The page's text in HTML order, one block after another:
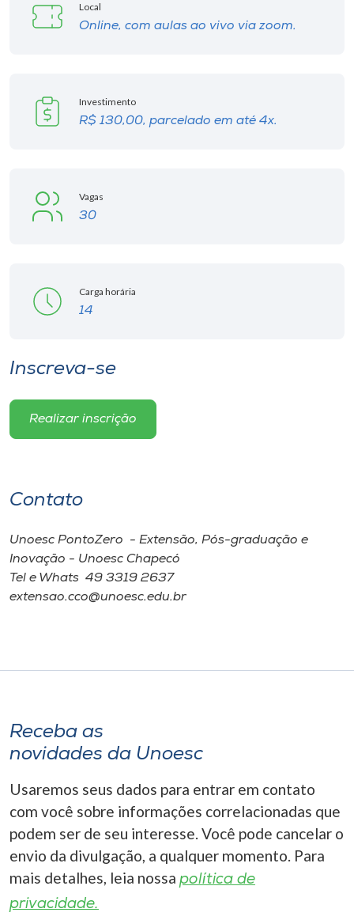
Local
Online, com aulas ao vivo via zoom.
Investimento
R$ 130,00, parcelado em até 4x.
Vagas
30
Carga horária
14
Inscreva-se
Realizar inscrição
Contato
Unoesc PontoZero - Extensão, Pós-graduação e
Inovação - Unoesc Chapecó
Tel e Whats 49 3319 2637
extensao.cco@unoesc.edu.br
Receba as
novidades da Unoesc
Usaremos seus dados para entrar em contato
com você sobre informações correlacionadas que
podem ser de seu interesse. Você pode cancelar o
envio da divulgação, a qualquer momento. Para
mais detalhes, leia nossa política de
privacidade.